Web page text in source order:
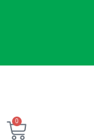
0